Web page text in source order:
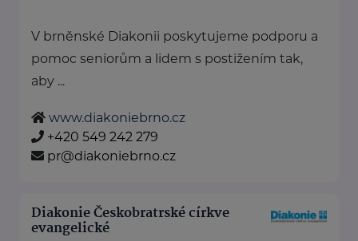
V brněnské Diakonii poskytujeme podporu a
pomoc seniorům a lidem s postižením tak,
aby ...
www.diakoniebrno.cz
+420 549 242 279
pr@diakoniebrno.cz
Diakonie Českobratrské církve
evangelické